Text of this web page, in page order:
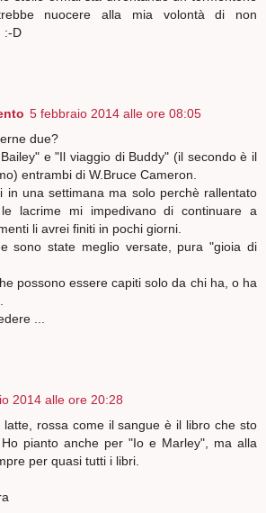
nuocere alla mia volontà di non
:-D
5 febbraio 2014 alle ore 08:05
due?
e "Il viaggio di Buddy" (il secondo è il
entrambi di W.Bruce Cameron.
in una settimana ma solo perchè rallentato
lacrime mi impedivano di continuare a
li avrei finiti in pochi giorni.
sono state meglio versate, pura "gioia di
possono essere capiti solo da chi ha, o ha
...
2014 alle ore 20:28
latte, rossa come il sangue è il libro che sto
pianto anche per "Io e Marley", ma alla
per quasi tutti i libri.